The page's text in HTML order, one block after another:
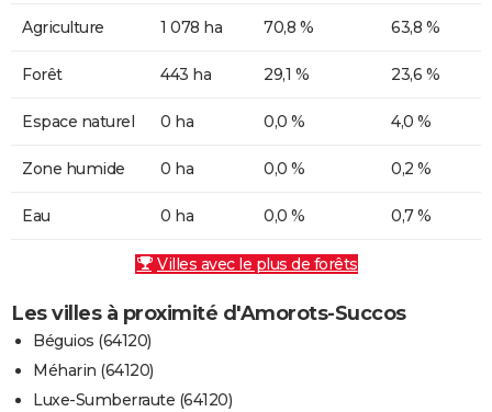
Agriculture 1 078 ha 70,8 % 63,8 %
Forêt 443 ha 29,1 % 23,6 %
Espace naturel 0 ha 0,0 % 4,0 %
Zone humide 0 ha 0,0 % 0,2 %
Eau 0 ha 0,0 % 0,7 %
Villes avec le plus de forêts
Les villes à proximité d'Amorots-Succos
Béguios (64120)
Méharin (64120)
Luxe-Sumberraute (64120)